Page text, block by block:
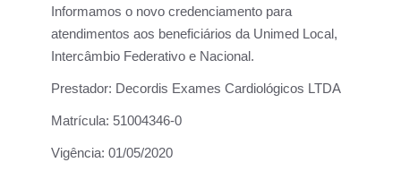
Informamos o novo credenciamento para
atendimentos aos beneficiários da Unimed Local,
Intercâmbio Federativo e Nacional.
Prestador: Decordis Exames Cardiológicos LTDA
Matrícula: 51004346-0
Vigência: 01/05/2020